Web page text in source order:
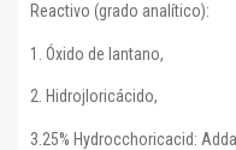
Reactivo (grado analítico):
1. Óxido de lantano,
2. Hidrojloricácido,
3.25% Hydrocchoricacid: